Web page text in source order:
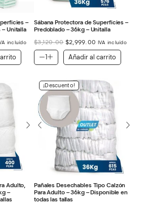
–
Unitalla
incluído
Sábana Protectora de Superficies –
Predoblado – 36kg – Unitalla
$3,120.00 El
precio
original
era:
$2,999.00 El
precio
actual
es:
IVA incluído
Añadir al carrito
Adulto,
–
¡Descuento!
Pañales Desechables Tipo Calzón
Para Adulto – 36kg – Disponible en
todas las tallas